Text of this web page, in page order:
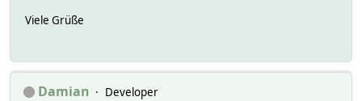
Viele Grüße
Damian
Developer